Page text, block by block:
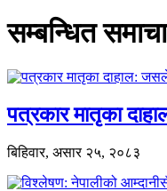
सम्बन्धित
पत्रकार मातृका
बिहिवार, असार २५, २०८३